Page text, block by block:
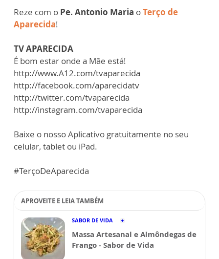
Reze com o Pe. Antonio Maria oTerço de
Aparecida!
TV APARECIDA
É bom estar onde a Mãe está!
http://www.A12.com/tvaparecida
http://facebook.com/aparecidatv
http://twitter.com/tvaparecida
http://instagram.com/tvaparecida
Baixe o nosso Aplicativo gratuitamente no seu
celular, tablet ou iPad.
#TerçoDeAparecida
APROVEITE E LEIA TAMBÉM
SABOR DE VIDA
Massa Artesanal e Almôndegas de
Frango - Sabor de Vida